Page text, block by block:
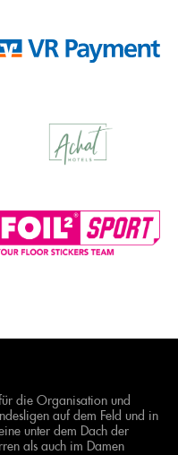
die Organisation und
auf dem Feld und in
unter dem Dach der
als auch im Damen